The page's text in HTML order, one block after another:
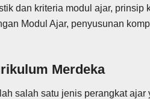
dan kriteria modul ajar, prinsip
Modul Ajar, penyusunan
Merdeka
salah satu jenis perangkat ajar